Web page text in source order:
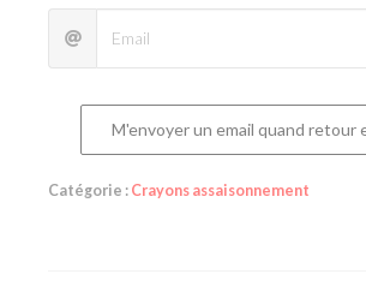
M'envoyer un email quand retour
Catégorie : Crayons assaisonnement